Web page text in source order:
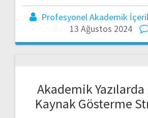
Profesyonel Akademik
13 Ağustos 2024
Akademik
Kaynak Gösterme